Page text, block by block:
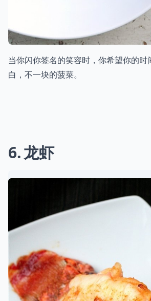
当你闪你签名的笑容时，你希望你的时
白，不一块的菠菜。
6 龙虾